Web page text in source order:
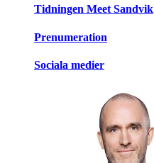
Tidningen Meet Sandvik
Prenumeration
Sociala medier